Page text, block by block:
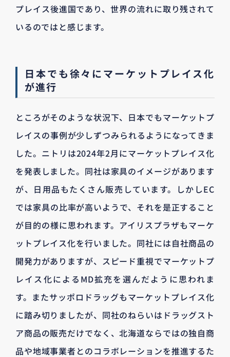
プレイス後進国であり、世界の流れに取り残されて
いるのではと感じます。
日本でも徐々にマーケットプレイス化
が進行
ところがそのような状況下、日本でもマーケットプ
レイスの事例が少しずつみられるようになってきま
した。ニトリは2024年2月にマーケットプレイス化
を発表しました。同社は家具のイメージがあります
が、日用品もたくさん販売しています。しかしEC
では家具の比率が高いようで、それを是正すること
が目的の様に思われます。アイリスプラザもマーケ
ットプレイス化を行いました。同社には自社商品の
開発力がありますが、スピード重視でマーケットプ
レイス化によるMD拡充を選んだように思われま
す。またサッポロドラッグもマーケットプレイス化
に踏み切りましたが、同社のねらいはドラッグスト
ア商品の販売だけでなく、北海道ならではの独自商
品や地域事業者とのコラボレーションを推進するた